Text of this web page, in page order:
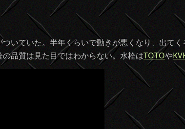
いていた。半年くらいで動きが悪くなり、出て
品質は見た目ではわからない。水栓はTOTOや